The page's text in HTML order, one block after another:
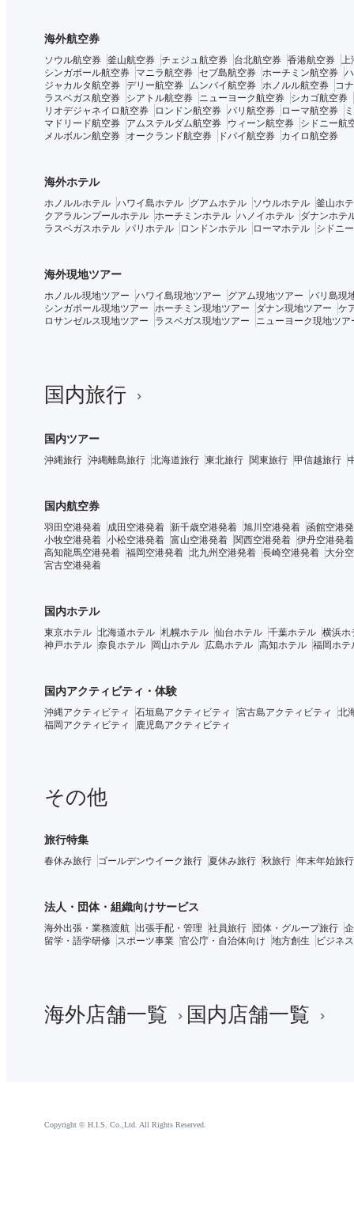
海外航空券
ソウル航空券 釜山航空券 チェジュ航空券 台北航空券 香港航空券
シンガポール航空券
マニラ航空券 セブ島航空券 ホーチミン航空券
ジャカルタ航空券 デリー航空券 ムンバイ航空券 ホノルル航空券
コ
ラスベガス航空券
シアトル航空券 ニューヨーク航空券
シカゴ航空券
リオデジャネイロ航空券
ロンドン航空券 パリ航空券 ローマ航空券
マドリード航空券
アムステルダム航空券 ウィーン航空券
シドニー航
メルボルン航空券
オークランド航空券 ドバイ航空券 カイロ航空券
海外ホテル
ホノルルホテル ハワイ島ホテル グアムホテル ソウルホテル 釜山ホ
クアラルンプールホテル
ホーチミンホテル ハノイホテル
ダナンホテ
ラスベガスホテル
パリホテル ロンドンホテル ローマホテル シドニ
海外現地ツアー
ホノルル現地ツアー ハワイ島現地ツアー グアム現地ツアー
バリ島現
シンガポール現地ツアー
ホーチミン現地ツアー ダナン現地ツアー
ケ
ロサンゼルス現地ツアー
ラスベガス現地ツアー ニューヨーク現地ツア
国内旅行
国内ツアー
沖縄旅行 沖縄離島旅行 北海道旅行 東北旅行 関東旅行 甲信越旅行
国内航空券
羽田空港発着 成田空港発着 新千歳空港発着 旭川空港発着 函館空港
小牧空港発着 小松空港発着 富山空港発着 関西空港発着 伊丹空港発着
高知龍馬空港発着 福岡空港発着 北九州空港発着 長崎空港発着
大分
宮古空港発着
国内ホテル
東京ホテル 北海道ホテル 札幌ホテル 仙台ホテル 千葉ホテル 横浜ホ
神戸ホテル 奈良ホテル 岡山ホテル 広島ホテル 高知ホテル 福岡ホテ
国内アクティビティ・体験
沖縄アクティビティ 石垣島アクティビティ 宮古島アクティビティ
北
福岡アクティビティ
鹿児島アクティビティ
その他
旅行特集
春休み旅行 ゴールデンウイーク旅行 夏休み旅行 秋旅行 年末年始旅行
法人・団体・組織向けサービス
海外出張・業務渡航 出張手配・管理 社員旅行 団体・グループ旅行
留学・語学研修
スポーツ事業 官公庁・自治体向け 地方創生 ビジネ
海外店舗一覧 国内店舗一覧
Copyright © H.I.S. Co.,Ltd. All Rights Reserved.